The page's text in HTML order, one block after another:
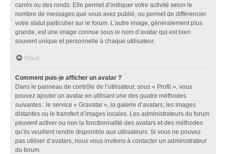
carrés ou des ronds. Elle permet d’indiquer votre activité selon le
nombre de messages que vous avez publié, ou permet de différencier
votre statut particulier sur le forum. L’autre image, généralement plus
grande, est une image connue sous le nom d’avatar qui est bien
souvent unique et personnelle à chaque utilisateur.
Haut
Comment puis-je afficher un avatar ?
Dans le panneau de contrôle de l’utilisateur, sous « Profil », vous
pouvez ajouter un avatar en utilisant une des quatre méthodes
suivantes : le service « Gravatar », la galerie d’avatars, les images
distantes ou le transfert d’images locales. Les administrateurs du forum
peuvent activer ou non la fonctionnalité des avatars et des méthodes
qu’ils veuillent rendre disponible aux utilisateurs. Si vous ne pouvez
pas utiliser d’avatars, nous vous invitons à contacter un administrateur
du forum.